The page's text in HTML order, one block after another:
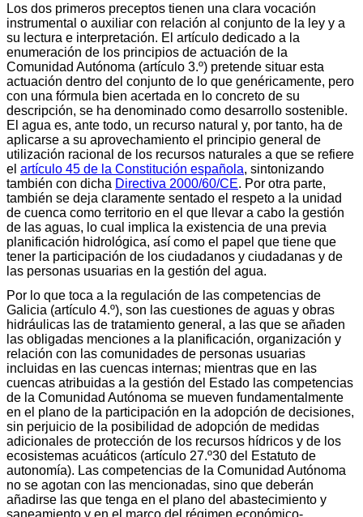
Los dos primeros preceptos tienen una clara vocación
instrumental o auxiliar con relación al conjunto de la ley y a
su lectura e interpretación. El artículo dedicado a la
enumeración de los principios de actuación de la
Comunidad Autónoma (artículo 3.º) pretende situar esta
actuación dentro del conjunto de lo que genéricamente, pero
con una fórmula bien acertada en lo concreto de su
descripción, se ha denominado como desarrollo sostenible.
El agua es, ante todo, un recurso natural y, por tanto, ha de
aplicarse a su aprovechamiento el principio general de
utilización racional de los recursos naturales a que se refiere
el artículo 45 de la Constitución española, sintonizando
también con dicha Directiva 2000/60/CE. Por otra parte,
también se deja claramente sentado el respeto a la unidad
de cuenca como territorio en el que llevar a cabo la gestión
de las aguas, lo cual implica la existencia de una previa
planificación hidrológica, así como el papel que tiene que
tener la participación de los ciudadanos y ciudadanas y de
las personas usuarias en la gestión del agua.
Por lo que toca a la regulación de las competencias de
Galicia (artículo 4.º), son las cuestiones de aguas y obras
hidráulicas las de tratamiento general, a las que se añaden
las obligadas menciones a la planificación, organización y
relación con las comunidades de personas usuarias
incluidas en las cuencas internas; mientras que en las
cuencas atribuidas a la gestión del Estado las competencias
de la Comunidad Autónoma se mueven fundamentalmente
en el plano de la participación en la adopción de decisiones,
sin perjuicio de la posibilidad de adopción de medidas
adicionales de protección de los recursos hídricos y de los
ecosistemas acuáticos (artículo 27.º30 del Estatuto de
autonomía). Las competencias de la Comunidad Autónoma
no se agotan con las mencionadas, sino que deberán
añadirse las que tenga en el plano del abastecimiento y
saneamiento y en el marco del régimen económico-